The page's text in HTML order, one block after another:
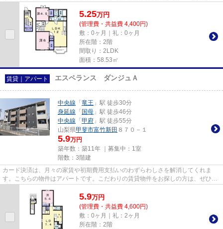
月々の支払の手間を省けます。...
5.25万円
(管理費・共益費 4,400円)
敷：0ヶ月｜礼：0ヶ月
所在階：2階
間取り：2LDK
面積：58.53㎡
賃貸｜アパート エスペランス ダンジュＡ
中央線 「 竜王 」駅 徒歩30分
身延線 「 国母 」駅 徒歩46分
中央線 「 甲府 」駅 徒歩55分
山梨県甲斐市富竹新田 ８７０－１
5.9万円
築年数：築11年 ｜募集中： 1室
階数：3階建
カード決済は、月々の家賃や初期費用支払いのわずらわしさを解消してくれま
す。こちらの物件はアパートです。こだわりの賃貸物件をお探しの方は、ぜひ当
5.9万円
(管理費・共益費 4,600円)
敷：0ヶ月｜礼：2ヶ月
所在階：2階